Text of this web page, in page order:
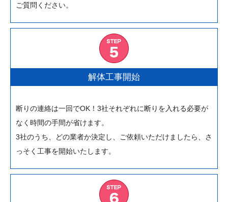
ご質問ください。
解体工事開始
断りの連絡は一回でOK！3社それぞれに断りを入れる必要が
なく時間の手間が省けます。
3社のうち、どの業者か決定し、ご依頼いただけましたら、さ
っそく工事を開始いたします。